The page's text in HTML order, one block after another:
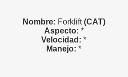
Nombre: Forklift(CAT)
Aspecto: *
Velocidad: *
Manejo: *